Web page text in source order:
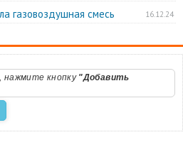
16.12.24
газовоздушная смесь
нажмите кнопку "Добавить